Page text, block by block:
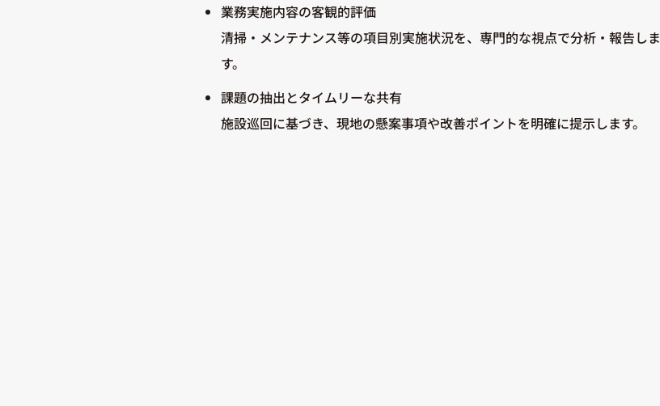
業務実施内容の客観的評価
清掃・メンテナンス等の項目別実施状況を、専門的な視点で分析・報告しま
す。
課題の抽出とタイムリーな共有
施設巡回に基づき、現地の懸案事項や改善ポイントを明確に提示します。